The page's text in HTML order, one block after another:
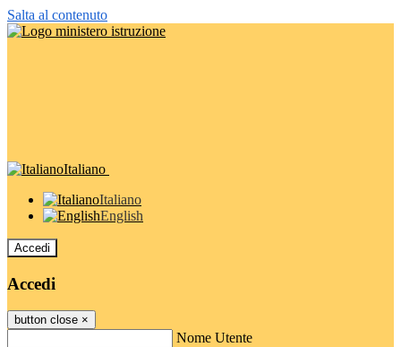
Salta al contenuto
Italiano
Italiano
English
Accedi
Accedi
button close ×
Nome Utente